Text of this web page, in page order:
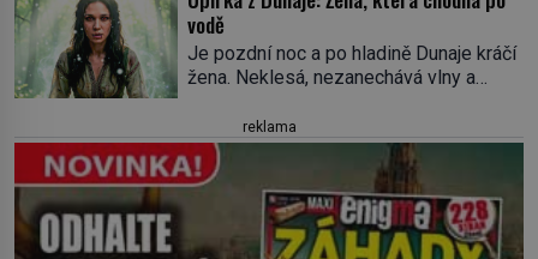
v dějinách americké kriminalistiky.
Herman Webster Mudgett (1861–1896)
přijíždí […]
zná, tentokrát nevidí budovu ani
spolužáky. Místo nich se před ní tyčí
cosi temného. O několik hodin později je
mrtvá. Mohla devítiletá Zahlédla vlastní
vesnice Aberfan […]
vodě
Je pozdní noc a po hladině Dunaje kráčí
žena. Neklesá, nezanechává vlny a
pod ní byla dlažbou. Muž, který ji z
břehu pozoruje, ji údajně poznává, jenže
Ruža Vlajna má být v tu chvíli mrtvá celé
století. Vesnice Kisiljevo v
severovýchodním Srbsku má s upíry
nevyřízené účty. […]
reklama